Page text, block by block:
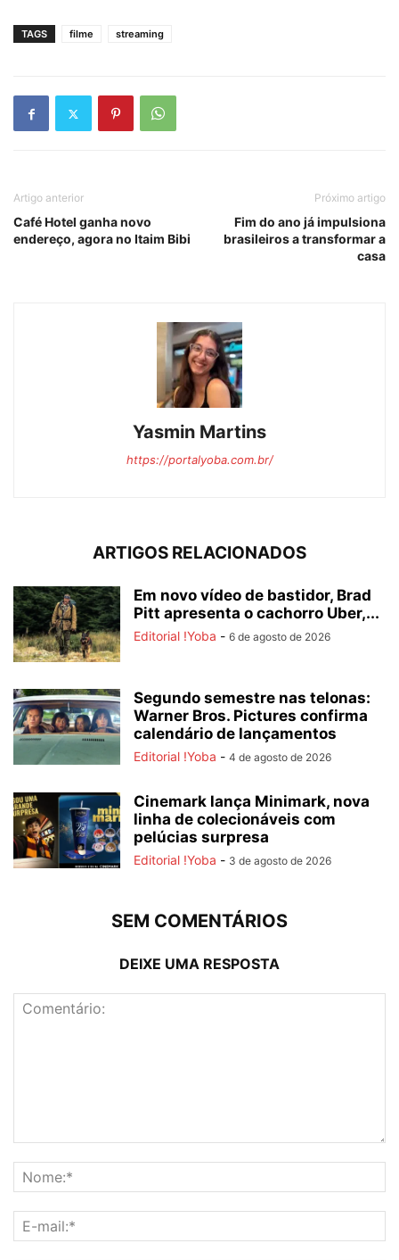
TAGS filme streaming
Artigo anterior
Café Hotel ganha novo
endereço, agora no Itaim Bibi
Próximo artigo
Fim do ano já impulsiona
brasileiros a transformar a
casa
Yasmin Martins
https://portalyoba.com.br/
ARTIGOS RELACIONADOS
Em novo vídeo de bastidor, Brad
Pitt apresenta o cachorro Uber,...
Editorial !Yoba - 6 de agosto de 2026
Segundo semestre nas telonas:
Warner Bros. Pictures confirma
calendário de lançamentos
Editorial !Yoba - 4 de agosto de 2026
Cinemark lança Minimark, nova
linha de colecionáveis com
pelúcias surpresa
Editorial !Yoba - 3 de agosto de 2026
SEM COMENTÁRIOS
DEIXE UMA RESPOSTA